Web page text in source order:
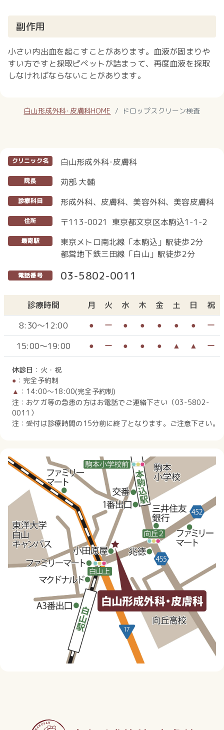
副作用
小さい内出血を起こすことがあります。血液が固まりや
すい方ですと採取ピペットが詰まって、再度血液を採取
しなければならないことがあります。
白山形成外科･皮膚科HOME ドロップスクリーン検査
クリニック名 白山形成外科･皮膚科
院長 苅部 大輔
診療科目 形成外科、皮膚科、美容外科、美容皮膚科
住所 〒113-0021 東京都文京区本駒込1-1-2
最寄駅
東京メトロ南北線「本駒込」駅徒歩2分
都営地下鉄三田線「白山」駅徒歩2分
電話番号 03-5802-0011
診療時間 月 火 水 木 金 土 日
祝
8:30～12:00
● ー ● ● ● ● ● ー
15:00～19:00 ● ー ● ● ● ▲ ▲ ー
休診日 ：火・祝
● ：完全予約制
▲ ：14:00～18:00(完全予約制)
注：おケガ等の急患の方はお電話でご連絡下さい（03-5802-
0011）
注：受付は診療時間の15分前に終了となります。ご注意下さい。